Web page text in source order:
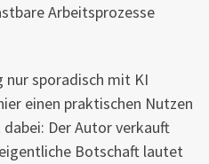
Arbeitsprozesse
nur sporadisch mit KI
einen praktischen Nutzen
Der Autor verkauft
Botschaft lautet